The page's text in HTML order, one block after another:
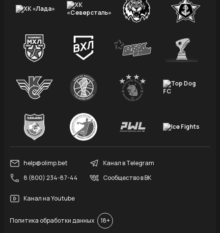
help@olimp.bet
8 (800) 234-87-44
Канал в Telegram
Сообщество в ВК
Канал на Youtube
Политика обработки данных 18+